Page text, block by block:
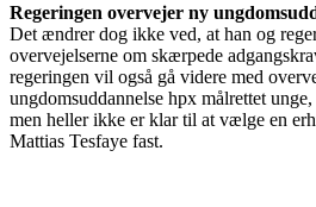
Regeringen overvejer ny
Det ændrer dog ikke ved, at han og
overvejelserne om skærpede
regeringen vil også gå videre med
ungdomsuddannelse hpx målrettet
men heller ikke er klar til at vælge en
Mattias Tesfaye fast.